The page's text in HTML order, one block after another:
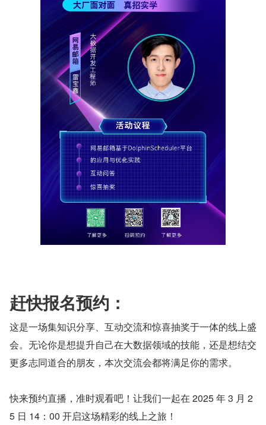
赶快报名预约：
这是一场集知识分享、互动交流和惊喜抽奖于一体的线上盛
会。无论你是想提升自己在大数据领域的技能，还是想结交
更多志同道合的朋友，本次交流会都将满足你的需求。
快来预约直播，准时观看吧！让我们一起在 2025 年 3 月 2
5 日 14：00 开启这场精彩的线上之旅！